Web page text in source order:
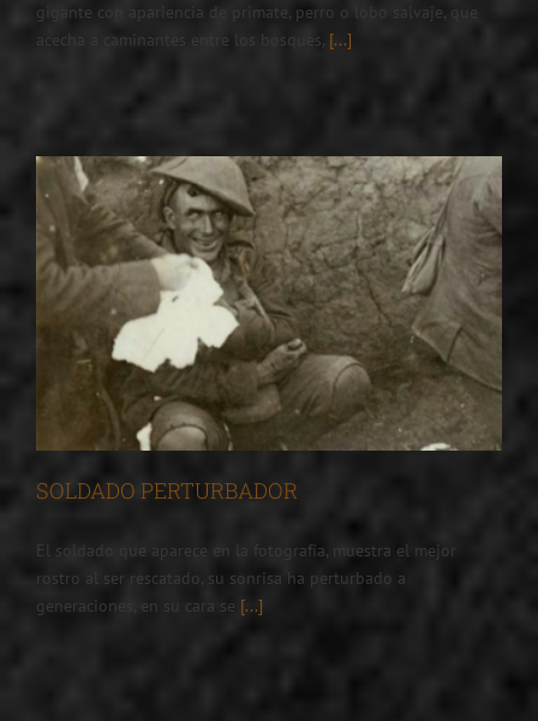
gigante con apariencia de primate, perro o lobo salvaje, que
acecha a caminantes entre los bosques, [...]
SOLDADO PERTURBADOR
El soldado que aparece en la fotografía, muestra el mejor
rostro al ser rescatado, su sonrisa ha perturbado a
generaciones, en su cara se [...]